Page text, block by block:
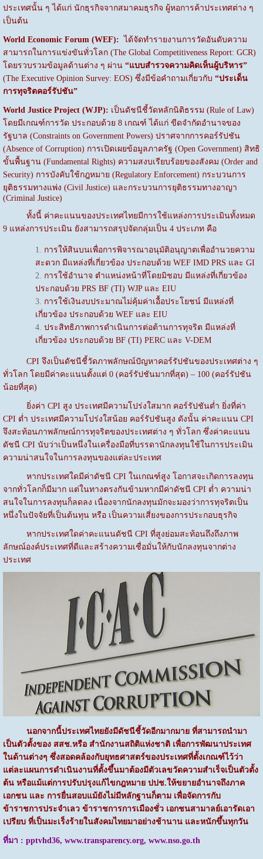
ประเทศนั้น ๆ ได้แก่ นักธุรกิจจากสมาคมธุรกิจ ผู้หอการค้าประเทศต่าง ๆ
เป็นต้น
World Economic Forum (WEF): ได้จัดทำรายงานการวัดอันดับความ
สามารถในการแข่งขันทั่วโลก (The Global Competitiveness Report: GCR)
โดยรวบรวมข้อมูลด้านต่าง ๆ ผ่าน “แบบสำรวจความคิดเห็นผู้บริหาร”
(The Executive Opinion Survey: EOS) ซึ่งมีข้อคำถามเกี่ยวกับ “ประเด็น
การทุจริตคอร์รัปชัน”
World Justice Project (WJP): เป็นดัชนีชี้วัดหลักนิติธรรม (Rule of Law)
โดยมีเกณฑ์การวัด ประกอบด้วย 8 เกณฑ์ ได้แก่ ขีดจำกัดอำนาจของ
รัฐบาล (Constraints on Government Powers) ปราศจากการคอร์รัปชัน
(Absence of Corruption) การเปิดเผยข้อมูลภาครัฐ (Open Government) สิทธิ
ขั้นพื้นฐาน (Fundamental Rights) ความสงบเรียบร้อยของสังคม (Order and
Security) การบังคับใช้กฎหมาย (Regulatory Enforcement) กระบวนการ
ยุติธรรมทางแพ่ง (Civil Justice) และกระบวนการยุติธรรมทางอาญา
(Criminal Justice)
ทั้งนี้ ค่าคะแนนของประเทศไทยมีการใช้แหล่งการประเมินทั้งหมด
9 แหล่งการประเมิน ยังสามารถสรุปจัดกลุ่มเป็น 4 ประเภท คือ
การให้สินบนเพื่อการพิจารณาอนุมัติอนุญาตเพื่ออำนวยความ
สะดวก มีแหล่งที่เกี่ยวข้อง ประกอบด้วย WEF IMD PRS และ GI
การใช้อำนาจ ตำแหน่งหน้าที่โดยมิชอบ มีแหล่งที่เกี่ยวข้อง
ประกอบด้วย PRS BF (TI) WJP และ EIU
การใช้เงินงบประมาณไม่คุ้มค่าเอื้อประโยชน์ มีแหล่งที่
เกี่ยวข้อง ประกอบด้วย WEF และ EIU
ประสิทธิภาพการดำเนินการต่อต้านการทุจริต มีแหล่งที่
เกี่ยวข้อง ประกอบด้วย BF (TI) PERC และ V-DEM
CPI จึงเป็นดัชนีชี้วัดภาพลักษณ์ปัญหาคอร์รัปชันของประเทศต่าง ๆ
ทั่วโลก โดยมีค่าคะแนนตั้งแต่ 0 (คอร์รัปชันมากที่สุด) – 100 (คอร์รัปชัน
น้อยที่สุด)
ยิ่งค่า CPI สูง ประเทศมีความโปร่งใสมาก คอร์รัปชันต่ำ ยิ่งที่ค่า
CPI ต่ำ ประเทศมีความโปร่งใสน้อย คอร์รัปชันสูง ดังนั้น ค่าคะแนน CPI
จึงสะท้อนภาพลักษณ์การทุจริตของประเทศต่าง ๆ ทั่วโลก ซึ่งค่าคะแนน
ดัชนี CPI นับว่าเป็นหนึ่งในเครื่องมือที่บรรดานักลงทุนใช้ในการประเมิน
ความน่าสนใจในการลงทุนของแต่ละประเทศ
หากประเทศใดมีค่าดัชนี CPI ในเกณฑ์สูง โอกาสจะเกิดการลงทุน
จากทั่วโลกก็มีมาก แต่ในทางตรงกันข้ามหากมีค่าดัชนี CPI ต่ำ ความน่า
สนใจในการลงทุนก็ลดลง เนื่องจากนักลงทุนมักจะมองว่าการทุจริตเป็น
หนึ่งในปัจจัยที่เป็นต้นทุน หรือ เป็นความเสี่ยงของการประกอบธุรกิจ
หากประเทศใดค่าคะแนนดัชนี CPI ที่สูงย่อมสะท้อนถึงถึงภาพ
ลักษณ์องค์ประเทศที่ดีและสร้างความเชื่อมั่นให้กับนักลงทุนจากต่าง
ประเทศ
นอกจากนี้ประเทศไทยยังมีดัชนีชี้วัดอีกมากมาย ที่สามารถนำมา
เป็นตัวตั้งของ สสช.หรือ สำนักงานสถิติแห่งชาติ เพื่อการพัฒนาประเทศ
ในด้านต่างๆ ซึ่งสอดคล้องกับยุทธศาสตร์ของประเทศที่ตั้งเกณฑ์ไว้ว่า
แต่ละแผนการดำเนินงานที่ตั้งขึ้นมาต้องมีตัวเลขวัดความสำเร็จเป็นตัวตั้ง
ต้น หรือแม้แต่การปรับปรุงแก้ไขกฎหมาย ปปช.ให้ขยายอำนาจถึงภาค
เอกชน และ การยื่นสอบแม้ยังไม่มีหลักฐานก็ตาม เพื่อจัดการกับ
ข้าราชการประจำเลว ข้าราชการการเมืองชั่ว เอกชนสามาลย์เอารัดเอา
เปรียบ ที่เป็นมะเร็งร้ายในสังคมไทยมาอย่างช้านาน และหนักขึ้นทุกวัน
ที่มา : pptvhd36, www.transparency.org, www.nso.go.th